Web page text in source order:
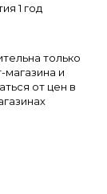
1 год
только
магазина и
от цен в